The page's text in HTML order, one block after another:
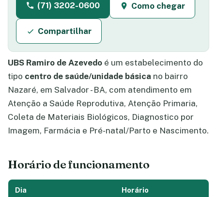
(71) 3202-0600 Como chegar
Compartilhar
UBS Ramiro de Azevedo é um estabelecimento do
tipo centro de saúde/unidade básica no bairro
Nazaré, em Salvador - BA, com atendimento em
Atenção a Saúde Reprodutiva, Atenção Primaria,
Coleta de Materiais Biológicos, Diagnostico por
Imagem, Farmácia e Pré-natal/Parto e Nascimento.
Horário de funcionamento
Dia Horário